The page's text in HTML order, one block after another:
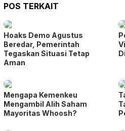
POS TERKAIT
Hoaks Demo Agustus
Beredar, Pemerintah
Tegaskan Situasi Tetap
Aman
Mengapa Kemenkeu
Mengambil Alih Saham
Mayoritas Whoosh?